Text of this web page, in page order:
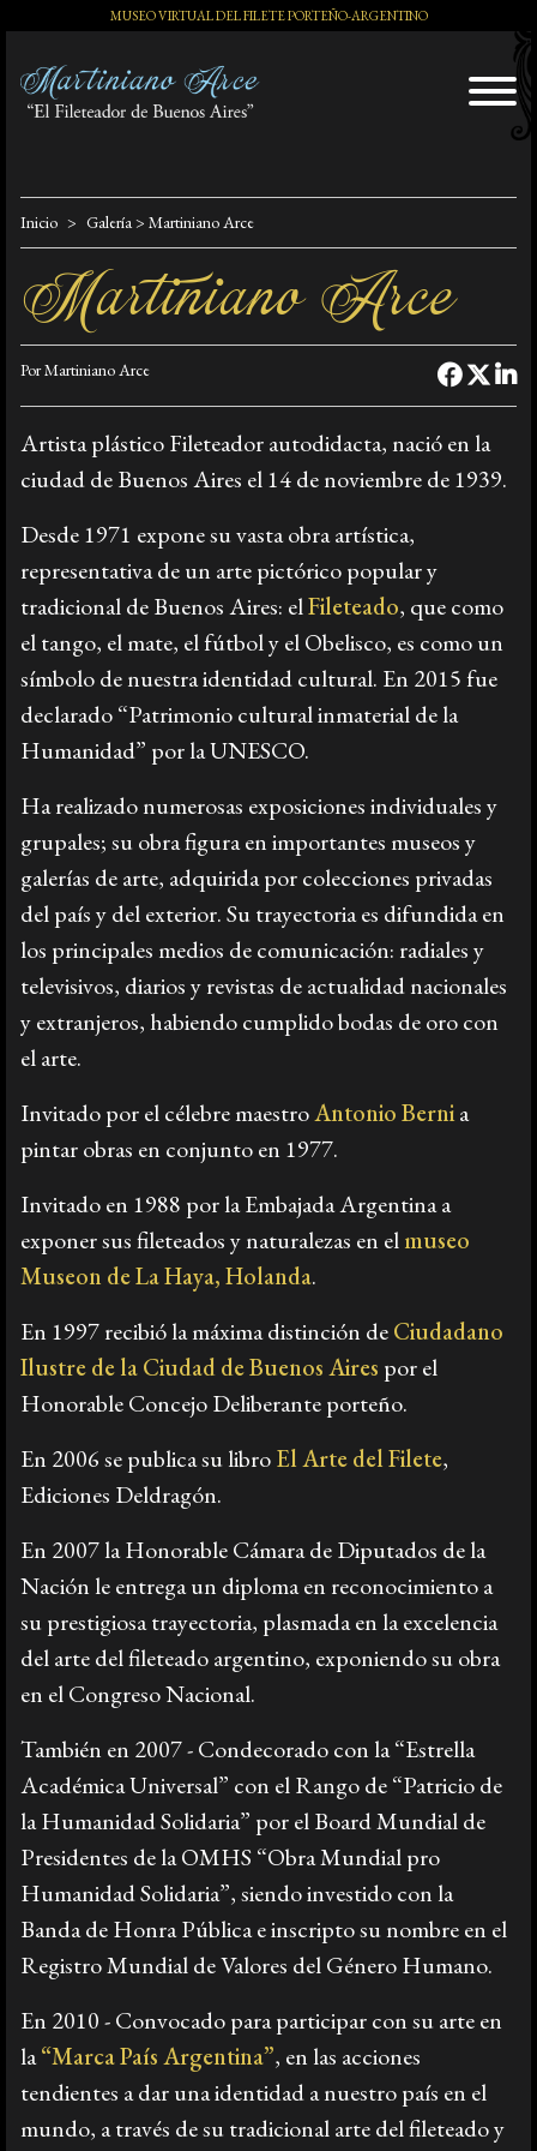
MUSEO VIRTUAL DEL FILETE PORTEÑO-ARGENTINO
El Artista
Exposiciones
Tango y Milonga
Prensa
Galería
Inicio Galería> Martiniano Arce
Martiniano Arce
Por Martiniano Arce
Artista plástico Fileteador autodidacta, nació en la
ciudad de Buenos Aires el 14 de noviembre de 1939.
Desde 1971 expone su vasta obra artística,
representativa de un arte pictórico popular y
tradicional de Buenos Aires: elFileteado, que como
el tango, el mate, el fútbol y el Obelisco, es como un
símbolo de nuestra identidad cultural. En 2015 fue
declarado “Patrimonio cultural inmaterial de la
Humanidad” por la UNESCO.
Ha realizado numerosas exposiciones individuales y
grupales; su obra figura en importantes museos y
galerías de arte, adquirida por colecciones privadas
del país y del exterior. Su trayectoria es difundida en
los principales medios de comunicación: radiales y
televisivos, diarios y revistas de actualidad nacionales
y extranjeros, habiendo cumplido bodas de oro con
el arte.
Invitado por el célebre maestroAntonio Bernia
pintar obras en conjunto en 1977.
Invitado en 1988 por la Embajada Argentina a
exponer sus fileteados y naturalezas en elmuseo
Museon de La Haya, Holanda.
En 1997 recibió la máxima distinción deCiudadano
Ilustre de la Ciudad de Buenos Aires por el
Honorable Concejo Deliberante porteño.
En 2006 se publica su libroEl Arte del Filete,
Ediciones Deldragón.
En 2007 la Honorable Cámara de Diputados de la
Nación le entrega un diploma en reconocimiento a
su prestigiosa trayectoria, plasmada en la excelencia
del arte del fileteado argentino, exponiendo su obra
en el Congreso Nacional.
También en 2007 - Condecorado con la “Estrella
Académica Universal” con el Rango de “Patricio de
la Humanidad Solidaria” por el Board Mundial de
Presidentes de la OMHS “Obra Mundial pro
Humanidad Solidaria”, siendo investido con la
Banda de Honra Pública e inscripto su nombre en el
Registro Mundial de Valores del Género Humano.
En 2010 - Convocado para participar con su arte en
la“Marca País Argentina”, en las acciones
tendientes a dar una identidad a nuestro país en el
mundo, a través de su tradicional arte del fileteado y